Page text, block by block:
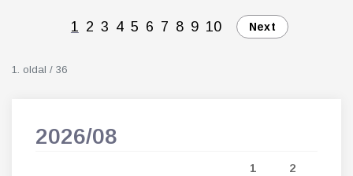
1 2 3 4 5 6 7 8 9 10 Next
1. oldal / 36
2026/08
1 2